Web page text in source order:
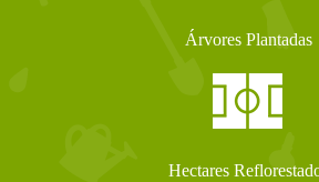
Árvores Plantadas
Hectares